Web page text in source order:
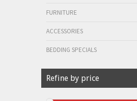
FURNITURE
ACCESSORIES
BEDDING SPECIALS
Refine by price